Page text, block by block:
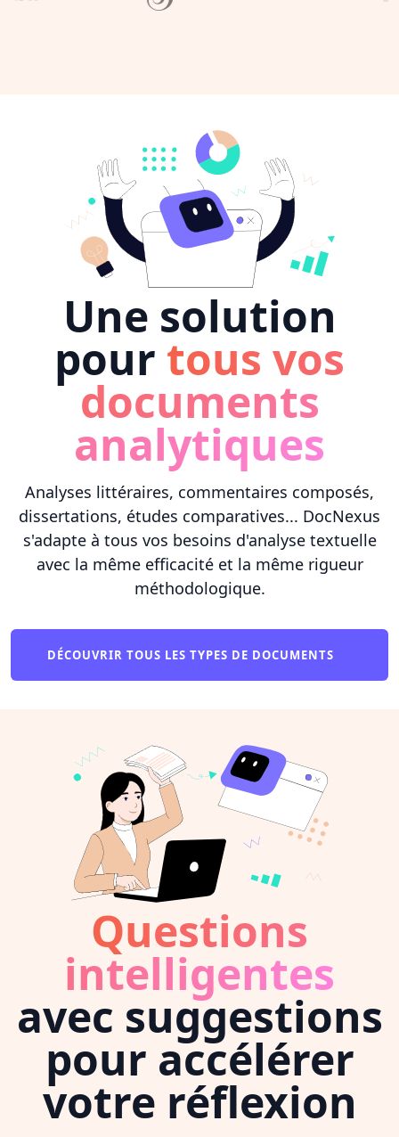
Une solution
pour tous vos
documents
analytiques
Analyses littéraires, commentaires composés,
dissertations, études comparatives... DocNexus
s'adapte à tous vos besoins d'analyse textuelle
avec la même efficacité et la même rigueur
méthodologique.
DÉCOUVRIR TOUS LES TYPES DE DOCUMENTS
Questions
intelligentes
avec suggestions
pour accélérer
votre réflexion